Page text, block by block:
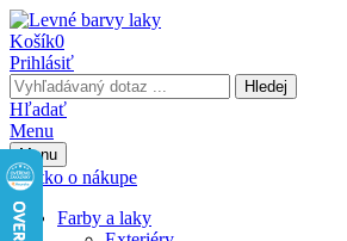
Košík0
Prihlásiť
Hledej
Hľadať
Menu
Menu
Všetko o nákupe
Farby a laky